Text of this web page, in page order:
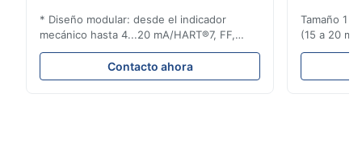
* Diseño modular: desde el indicador
mecánico hasta 4...20 mA/HART®7, FF,
Profibus-PA y totalizador * Cualquier
posición de instalación: vertical, horizontal
o en tuberías descendentes * Flange:
Contacto ahora
Tamaño 1
(15 a 20
ensayo de